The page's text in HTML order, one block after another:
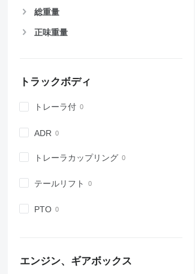
総重量
正味重量
トラックボディ
トレーラ付
ADR
トレーラカップリング
テールリフト
PTO
エンジン、ギアボックス